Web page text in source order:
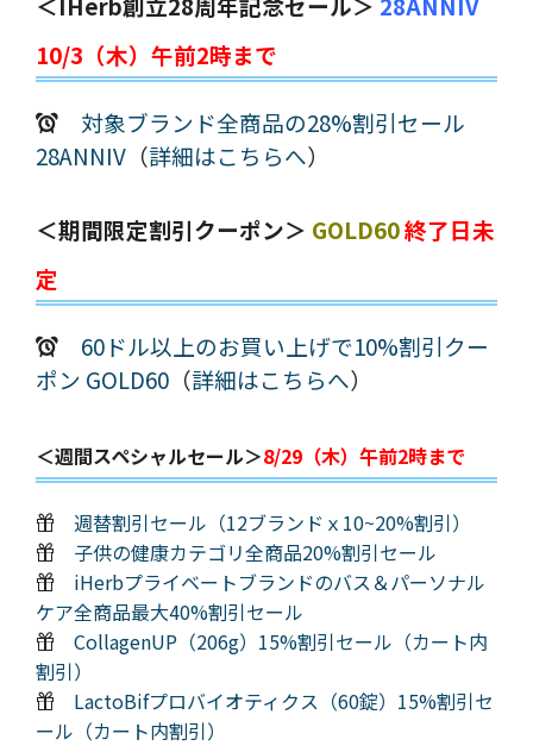
10/3（木）午前2時まで
対象ブランド全商品の28%割引セール
28ANNIV （詳細はこちらへ）
＜期間限定割引クーポン＞ GOLD60終了日未
定
60ドル以上のお買い上げで10%割引クー
ポン GOLD60 （詳細はこちらへ）
＜週間スペシャルセール＞8/29（木）午前2時まで
週替割引セール（12ブランドｘ10~20%割引）
子供の健康カテゴリ全商品20%割引セール
iHerbプライベートブランドのバス＆パーソナル
ケア全商品最大40%割引セール
CollagenUP（206g）15%割引セール（カート内
割引）
LactoBifプロバイオティクス（60錠）15%割引セ
ール（カート内割引）